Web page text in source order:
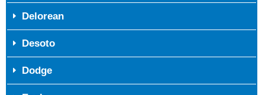
Delorean
Desoto
Dodge